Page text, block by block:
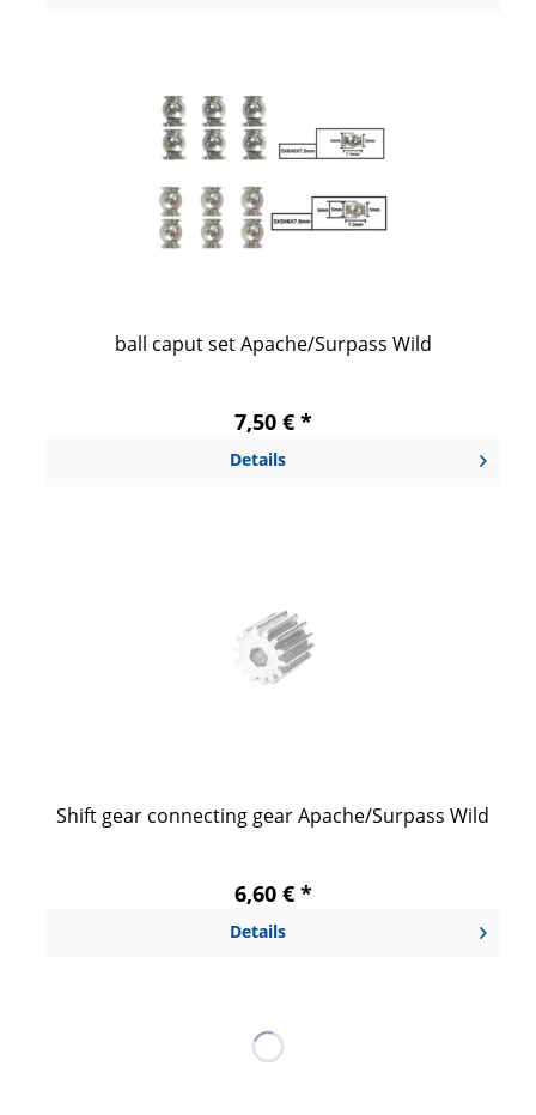
ball caput set Apache/Surpass Wild
7,50 € *
Details
Shift gear connecting gear Apache/Surpass Wild
6,60 € *
Details